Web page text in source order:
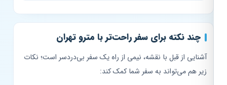
چند نکته برای سفر راحت‌تر با مترو تهران
آشنایی از قبل با نقشه، نیمی از راه یک سفر بی‌دردسر است؛ نکات
زیر هم می‌تواند به سفر شما کمک کند: